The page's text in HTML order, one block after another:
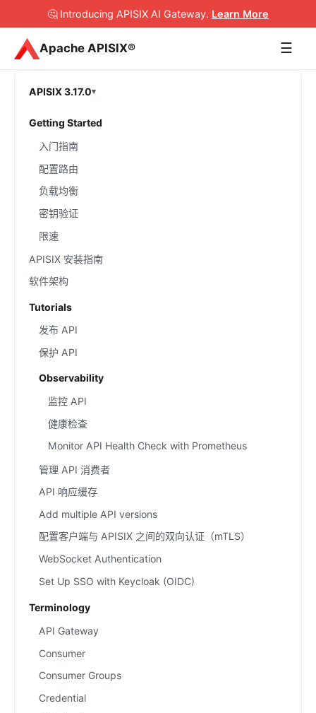
🤔 Introducing APISIX AI Gateway. Learn More
Apache APISIX® ☰
APISIX 3.17.0
Getting Started
入门指南
配置路由
负载均衡
密钥验证
限速
APISIX 安装指南
软件架构
Tutorials
发布 API
保护 API
Observability
监控 API
健康检查
Monitor API Health Check with Prometheus
管理 API 消费者
API 响应缓存
Add multiple API versions
配置客户端与 APISIX 之间的双向认证（mTLS）
WebSocket Authentication
Set Up SSO with Keycloak (OIDC)
Terminology
API Gateway
Consumer
Consumer Groups
Credential